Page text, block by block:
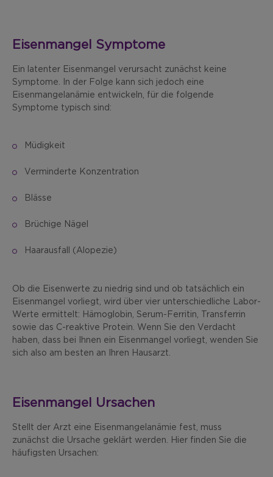
Eisenmangel Symptome
Ein latenter Eisenmangel verursacht zunächst keine
Symptome. In der Folge kann sich jedoch eine
Eisenmangelanämie entwickeln, für die folgende
Symptome typisch sind:
Müdigkeit
Verminderte Konzentration
Blässe
Brüchige Nägel
Haarausfall (Alopezie)
Ob die Eisenwerte zu niedrig sind und ob tatsächlich ein
Eisenmangel vorliegt, wird über vier unterschiedliche Labor-
Werte ermittelt: Hämoglobin, Serum-Ferritin, Transferrin
sowie das C-reaktive Protein. Wenn Sie den Verdacht
haben, dass bei Ihnen ein Eisenmangel vorliegt, wenden Sie
sich also am besten an Ihren Hausarzt.
Eisenmangel Ursachen
Stellt der Arzt eine Eisenmangelanämie fest, muss
zunächst die Ursache geklärt werden. Hier finden Sie die
häufigsten Ursachen: